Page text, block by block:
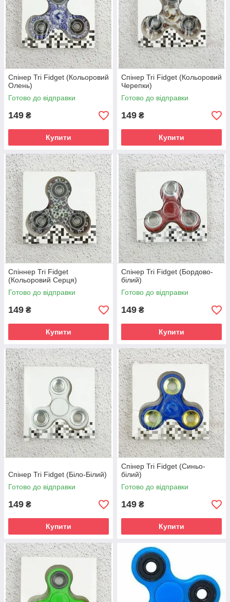
Спінер Tri Fidget (Кольоровий
Олень)
Готово до відправки
149 ₴
Купити
Спінер Tri Fidget (Кольоровий
Черепки)
Готово до відправки
149 ₴
Купити
Спіннер Tri Fidget
(Кольоровий Серця)
Готово до відправки
149 ₴
Купити
Спінер Tri Fidget (Бордово-
білий)
Готово до відправки
149 ₴
Купити
Спінер Tri Fidget (Біло-Білий)
Готово до відправки
149 ₴
Купити
Спінер Tri Fidget (Синьо-
білий)
Готово до відправки
149 ₴
Купити